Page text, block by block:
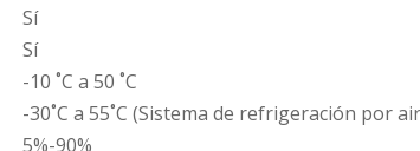
Sí
Sí
-10 ˚C a 50 ˚C
-30˚C a 55˚C (Sistema de refrigeración por
5%-90%